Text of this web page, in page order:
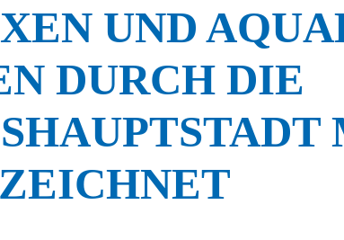
UND
DURCH DIE